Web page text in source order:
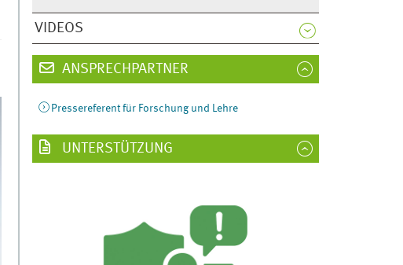
VIDEOS
ANSPRECHPARTNER
Pressereferent für Forschung und Lehre
UNTERSTÜTZUNG